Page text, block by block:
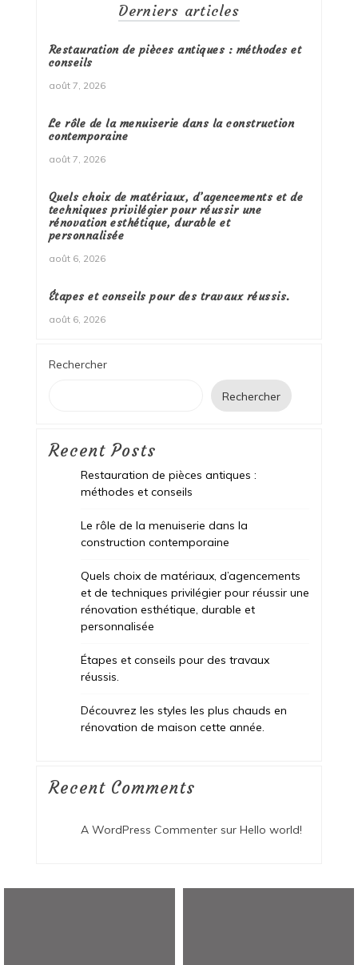
Derniers articles
Restauration de pièces antiques : méthodes et
conseils
août 7, 2026
Le rôle de la menuiserie dans la construction
contemporaine
août 7, 2026
Quels choix de matériaux, d’agencements et de
techniques privilégier pour réussir une
rénovation esthétique, durable et
personnalisée
août 6, 2026
Étapes et conseils pour des travaux réussis.
août 6, 2026
Rechercher
Rechercher
Recent Posts
Restauration de pièces antiques :
méthodes et conseils
Le rôle de la menuiserie dans la
construction contemporaine
Quels choix de matériaux, d’agencements
et de techniques privilégier pour réussir une
rénovation esthétique, durable et
personnalisée
Étapes et conseils pour des travaux
réussis.
Découvrez les styles les plus chauds en
rénovation de maison cette année.
Recent Comments
A WordPress Commentersur Hello world!